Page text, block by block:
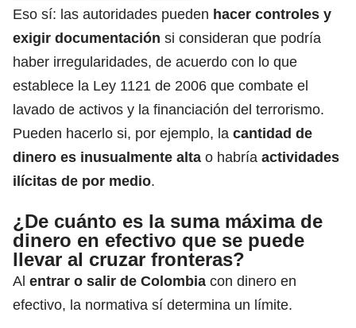
Eso sí: las autoridades pueden hacer controles y
exigir documentación si consideran que podría
haber irregularidades, de acuerdo con lo que
establece la Ley 1121 de 2006 que combate el
lavado de activos y la financiación del terrorismo.
Pueden hacerlo si, por ejemplo, la cantidad de
dinero es inusualmente alta o habría actividades
ilícitas de por medio.
¿De cuánto es la suma máxima de
dinero en efectivo que se puede
llevar al cruzar fronteras?
Al entrar o salir de Colombia con dinero en
efectivo, la normativa sí determina un límite.